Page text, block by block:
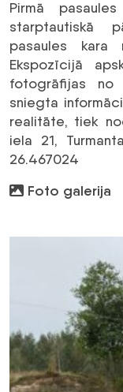
Pirmā
starptautiskā
pasaules kara
Ekspozīcijā
fotogrāfijas no
sniegta
realitāte, tiek
iela 21,
26.467024
Foto galerija